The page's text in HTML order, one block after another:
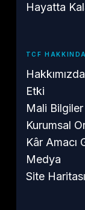
Hayatta
TCF HAKKINDA
Hakkımızda
Etki
Mali Bilgiler
Kurumsal
Kâr Amacı
Medya
Site Haritası